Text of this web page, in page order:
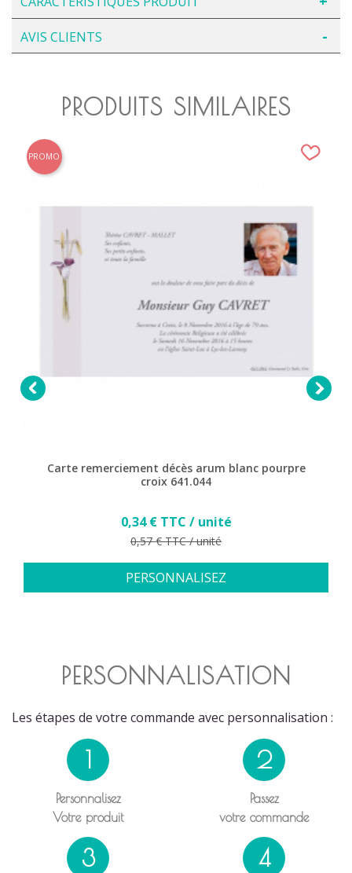
AVIS CLIENTS
PRODUITS SIMILAIRES

Carte remerciement décès arum blanc pourpre
croix 641.044
Prix
0,34 € TTC / unité
Prix de base
0,57 € TTC / unité
PERSONNALISEZ
PROMO

PERSONNALISATION
Les étapes de votre commande avec personnalisation :
1
Personnalisez
Votre produit
2
Passez
votre commande
3 4